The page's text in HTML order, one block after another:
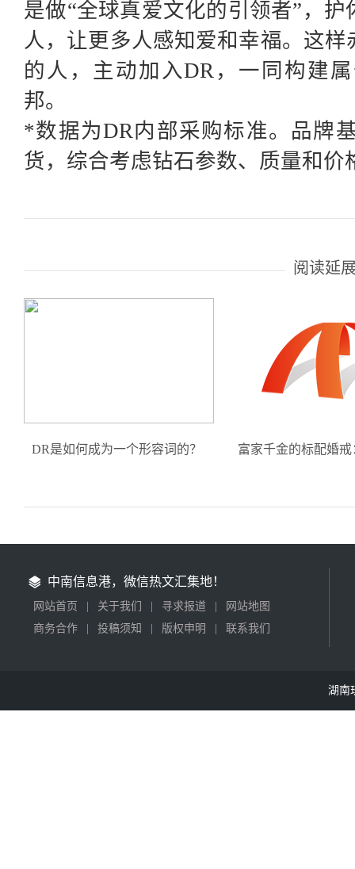
是做“全球真爱文化的引领者”，
人，让更多人感知爱和幸福。这
的人，主动加入DR，一同构建
邦。
*数据为DR内部采购标准。品牌
货，综合考虑钻石参数、质量和价
阅读延
DR是如何成为一个形容词的？ 富家千金的标配婚戒
中南信息港，微信热文汇集地！
网站首页 关于我们 寻求报道
网站地图
商务合作
投稿须知 版权申明 联系我们
湖南